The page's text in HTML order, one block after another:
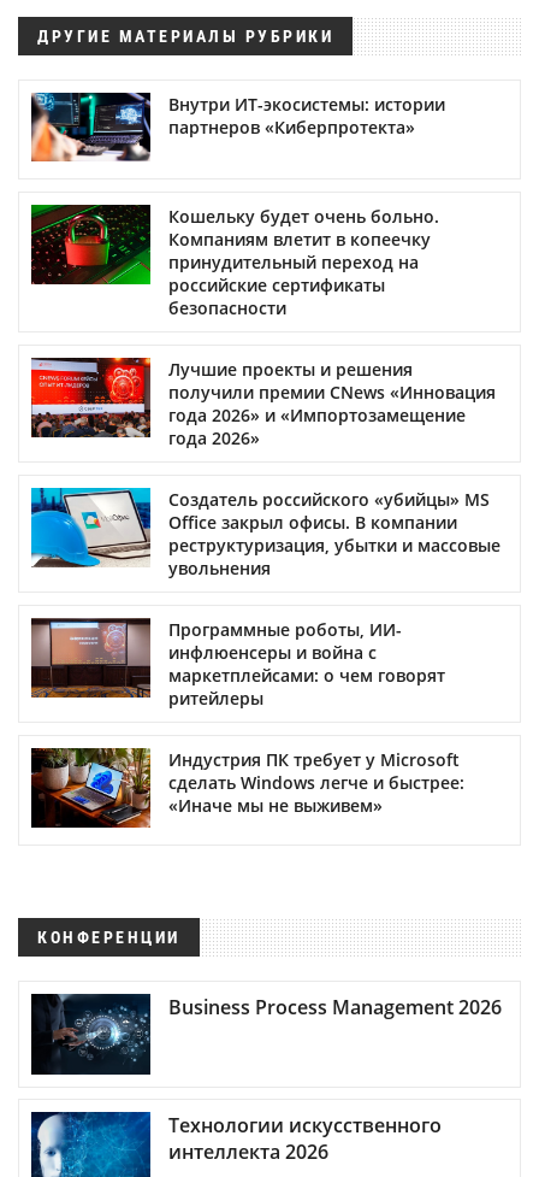
ДРУГИЕ МАТЕРИАЛЫ РУБРИКИ
Внутри ИТ-экосистемы: истории
партнеров «Киберпротекта»
Кошельку будет очень больно.
Компаниям влетит в копеечку
принудительный переход на
российские сертификаты
безопасности
Лучшие проекты и решения
получили премии CNews «Инновация
года 2026» и «Импортозамещение
года 2026»
Создатель российского «убийцы» MS
Office закрыл офисы. В компании
реструктуризация, убытки и массовые
увольнения
Программные роботы, ИИ-
инфлюенсеры и война с
маркетплейсами: о чем говорят
ритейлеры
Индустрия ПК требует у Microsoft
сделать Windows легче и быстрее:
«Иначе мы не выживем»
КОНФЕРЕНЦИИ
Business Process Management 2026
Технологии искусственного
интеллекта 2026